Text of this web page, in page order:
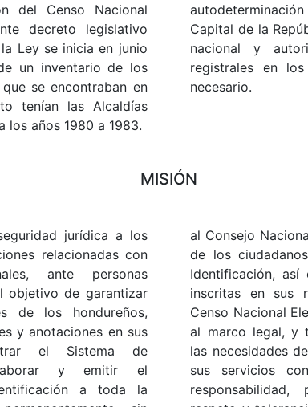
del Censo Nacional
decreto legislativo
Ley se inicia en junio
un inventario de los
se encontraban en
tenían las Alcaldías
los años 1980 a 1983.
Capital de la
nacional y
registrales en
necesario.
MISIÓN
jurídica a los
relacionadas con
ante personas
objetivo de garantizar
de los hondureños,
y anotaciones en sus
el Sistema de
y emitir el
a toda la
al Consejo
de los
Identificación,
inscritas en sus
Censo Nacional
al marco legal, y
las necesidades
sus servicios